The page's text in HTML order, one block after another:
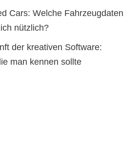
Cars: Welche Fahrzeugdaten
nützlich?
der kreativen Software:
man kennen sollte